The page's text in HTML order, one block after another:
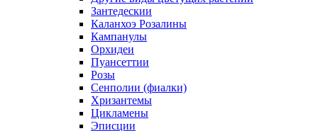
Зантедескии
Каланхоэ Розалины
Кампанулы
Орхидеи
Пуансеттии
Розы
Сенполии (фиалки)
Хризантемы
Цикламены
Эписции